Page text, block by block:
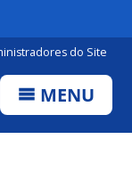
do Site
MENU